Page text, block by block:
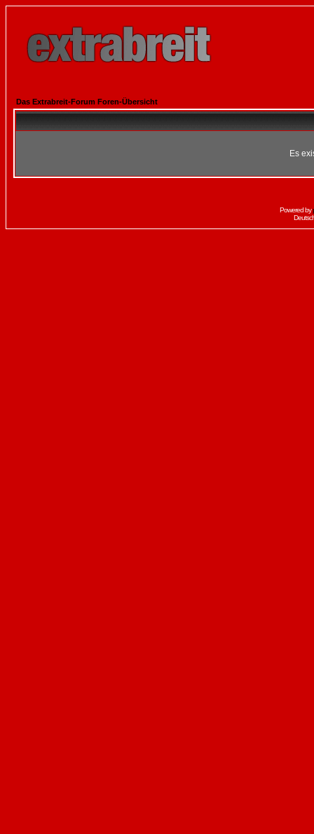
Das Extrabreit-Forum Foren-Übersicht
Es
Powered by